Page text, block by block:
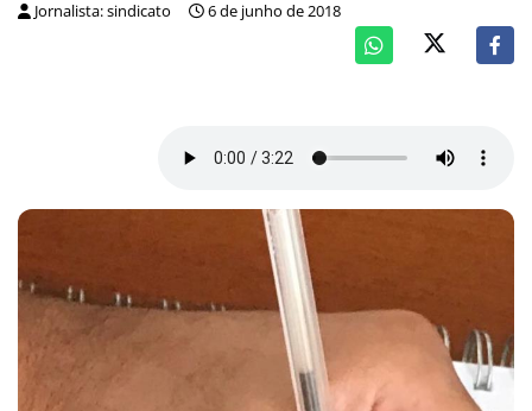
Jornalista: sindicato 6 de junho de 2018